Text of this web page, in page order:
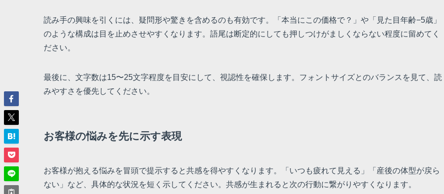
読み手の興味を引くには、疑問形や驚きを含めるのも有効です。「本当にこの価格で？」や「見た目年齢−5歳」
のような構成は目を止めさせやすくなります。語尾は断定的にしても押しつけがましくならない程度に留めてく
ださい。
最後に、文字数は15〜25文字程度を目安にして、視認性を確保します。フォントサイズとのバランスを見て、読
みやすさを優先してください。
お客様の悩みを先に示す表現
お客様が抱える悩みを冒頭で提示すると共感を得やすくなります。「いつも疲れて見える」「産後の体型が戻ら
ない」など、具体的な状況を短く示してください。共感が生まれると次の行動に繋がりやすくなります。